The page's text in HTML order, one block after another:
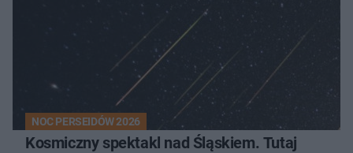
NOC PERSEIDÓW 2026
Kosmiczny spektakl nad Śląskiem. Tutaj